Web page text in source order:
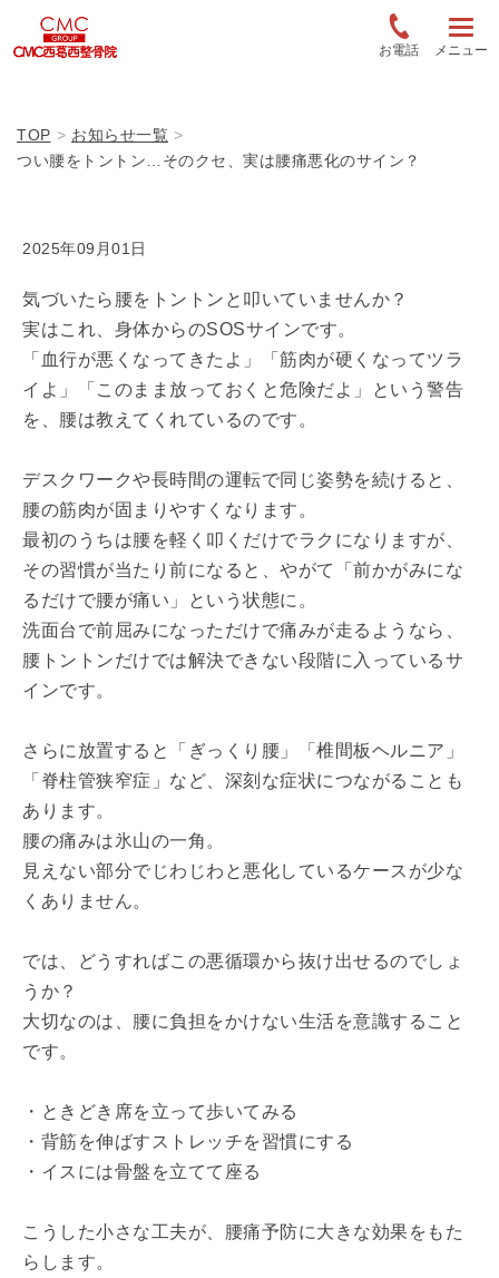
お電話 メニュー
TOP
お知らせ一覧
つい腰をトントン…そのクセ、実は腰痛悪化のサイン？
2025年09月01日
気づいたら腰をトントンと叩いていませんか？
実はこれ、身体からのSOSサインです。
「血行が悪くなってきたよ」「筋肉が硬くなってツラ
イよ」「このまま放っておくと危険だよ」という警告
を、腰は教えてくれているのです。
デスクワークや長時間の運転で同じ姿勢を続けると、
腰の筋肉が固まりやすくなります。
最初のうちは腰を軽く叩くだけでラクになりますが、
その習慣が当たり前になると、やがて「前かがみにな
るだけで腰が痛い」という状態に。
洗面台で前屈みになっただけで痛みが走るようなら、
腰トントンだけでは解決できない段階に入っているサ
インです。
さらに放置すると「ぎっくり腰」「椎間板ヘルニア」
「脊柱管狭窄症」など、深刻な症状につながることも
あります。
腰の痛みは氷山の一角。
見えない部分でじわじわと悪化しているケースが少な
くありません。
では、どうすればこの悪循環から抜け出せるのでしょ
うか？
大切なのは、腰に負担をかけない生活を意識すること
です。
・ときどき席を立って歩いてみる
・背筋を伸ばすストレッチを習慣にする
・イスには骨盤を立てて座る
こうした小さな工夫が、腰痛予防に大きな効果をもた
らします。